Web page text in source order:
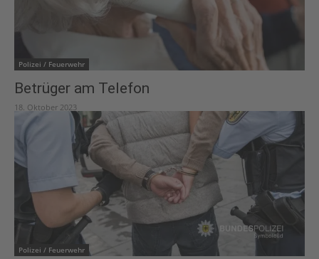
Polizei / Feuerwehr
Betrüger am Telefon
18. Oktober 2023
Polizei / Feuerwehr